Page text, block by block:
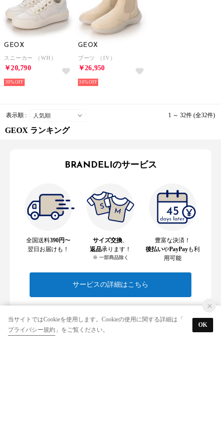
GEOX
スニーカー （WH）
￥20,790
30%
GEOX
ブーツ （IV）
￥26,950
30%
表示順 : 1 ～ 32件 (全32件)
GEOX ランキング
BRANDELIのサービス
全国送料390円〜
翌日お届けも！
サイズ交換
返品承ります！
※ 一部商品除く
豊富な決済！
後払いやPayPayも利
用可能
サービスの詳細はこちら
ご利用ガイド
当サイトではCookieを使用します。Cookieの使用に関する詳細は「
プライバシー規約 」をご覧ください。
OK